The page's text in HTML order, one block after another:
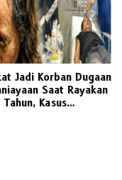
Jadi Korban Dugaan
Saat Rayakan
Kasus